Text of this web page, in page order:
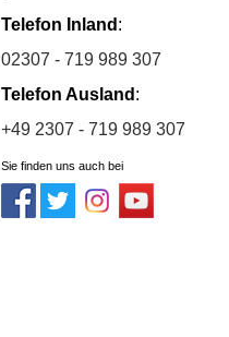
Telefon Inland :
02307 - 719 989 307
Telefon Ausland :
+49 2307 - 719 989 307
Sie finden uns auch bei